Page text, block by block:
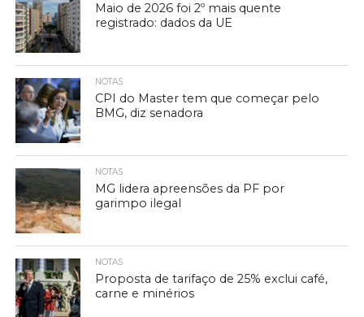
Maio de 2026 foi 2º mais quente
registrado: dados da UE
NOTAS
CPI do Master tem que começar pelo
BMG, diz senadora
NOTAS
MG lidera apreensões da PF por
garimpo ilegal
NOTAS
Proposta de tarifaço de 25% exclui café,
carne e minérios